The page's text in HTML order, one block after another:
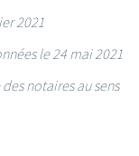
2021
le 24 mai 2021
notaires au sens